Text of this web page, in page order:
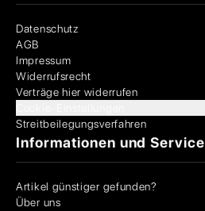
Datenschutz
AGB
Impressum
Widerrufsrecht
Verträge hier widerrufen
Streitbeilegungsverfahren
Informationen und Service
Artikel günstiger gefunden?
Über uns